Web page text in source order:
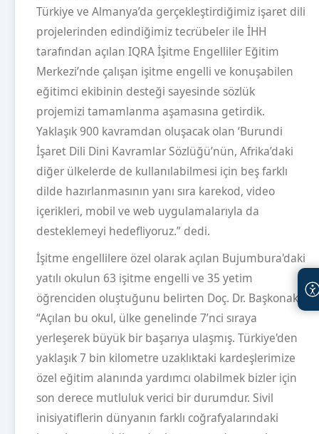
Türkiye ve Almanya’da gerçekleştirdiğimiz işaret dili
projelerinden edindiğimiz tecrübeler ile İHH
tarafından açılan IQRA İşitme Engelliler Eğitim
Merkezi’nde çalışan işitme engelli ve konuşabilen
eğitimci ekibinin desteği sayesinde sözlük
projemizi tamamlanma aşamasına getirdik.
Yaklaşık 900 kavramdan oluşacak olan ‘Burundi
İşaret Dili Dini Kavramlar Sözlüğü’nün, Afrika’daki
diğer ülkelerde de kullanılabilmesi için beş farklı
dilde hazırlanmasının yanı sıra karekod, video
içerikleri, mobil ve web uygulamalarıyla da
desteklemeyi hedefliyoruz.” dedi.
İşitme engellilere özel olarak açılan Bujumbura'daki
yatılı okulun 63 işitme engelli ve 35 yetim
öğrenciden oluştuğunu belirten Doç. Dr. Başkonak,
“Açılan bu okul, ülke genelinde 7’nci sıraya
yerleşerek büyük bir başarıya ulaşmış. Türkiye'den
yaklaşık 7 bin kilometre uzaklıktaki kardeşlerimize
özel eğitim alanında yardımcı olabilmek bizler için
son derece mutluluk verici bir durumdur. Sivil
inisiyatiflerin dünyanın farklı coğrafyalarındaki